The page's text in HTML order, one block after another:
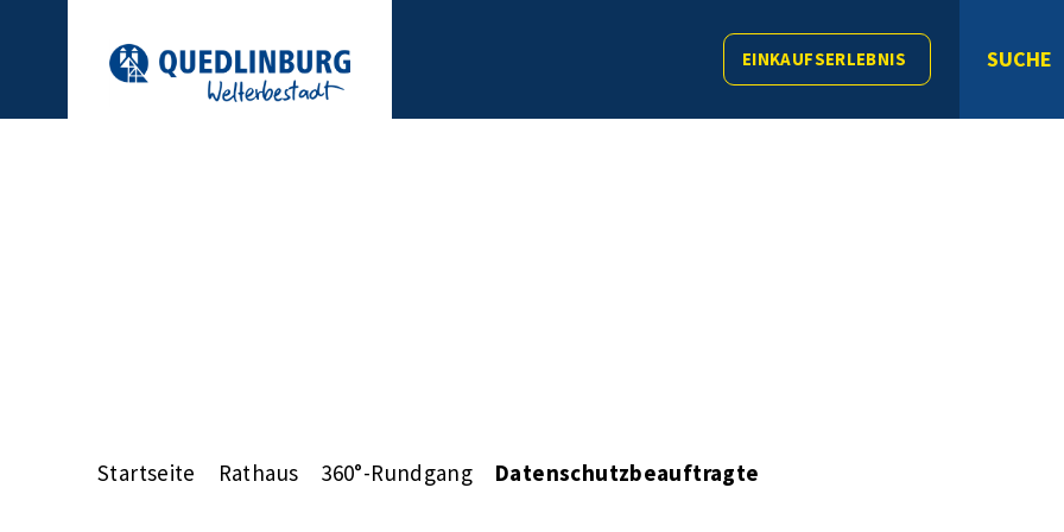
EINKAUFSERLEBNIS SUCHE
Startseite Rathaus 360°-Rundgang Datenschutzbeauftragte